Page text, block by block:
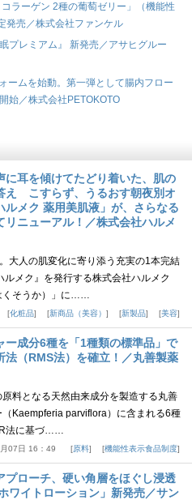
ラーゲン 2種の葡萄ゼリー」（機能性
発売／株式会社ファンケル
プレミアム』 新発売／アサヒグルー
ームを始動。第一弾として腸内フロー
始／株式会社PETOKOTO
に耳を傾けてたどり着いた、肌の
え こすらず、うるおす朝夜別オ
ルメク 薬用美肌液」が、さらなる
リニューアル！／株式会社ハルメ
大人の肌変化に寄り添う充実の1本完結
メク』を発行する株式会社ハルメク
くそうか）」に……
化粧品 新商品（美容） 新製品 美容
ー成分6種を「1種類の標準品」で
法（RMS法）を確立！／丸善製薬
料となる天然由来成分を製造する丸善
Kaempferia parviflora）に含まれる6種
法に基づ……
07日 16：49 原料 機能性表示食品制度
プローチ、硬い角層をほぐし浸透
ワイトローション」新発売／サン